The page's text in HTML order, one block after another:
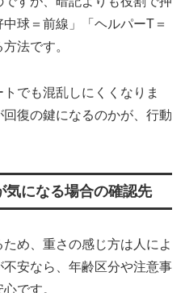
球＝前線」「ヘルパーT＝
法です。
でも混乱しにくくなりま
復の鍵になるのかが、行動
気になる場合の確認先
め、重さの感じ方は人によ
安なら、年齢区分や注意事
です。